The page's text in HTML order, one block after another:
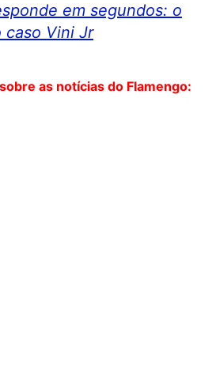
em segundos: o
caso Vini Jr
as notícias do Flamengo: